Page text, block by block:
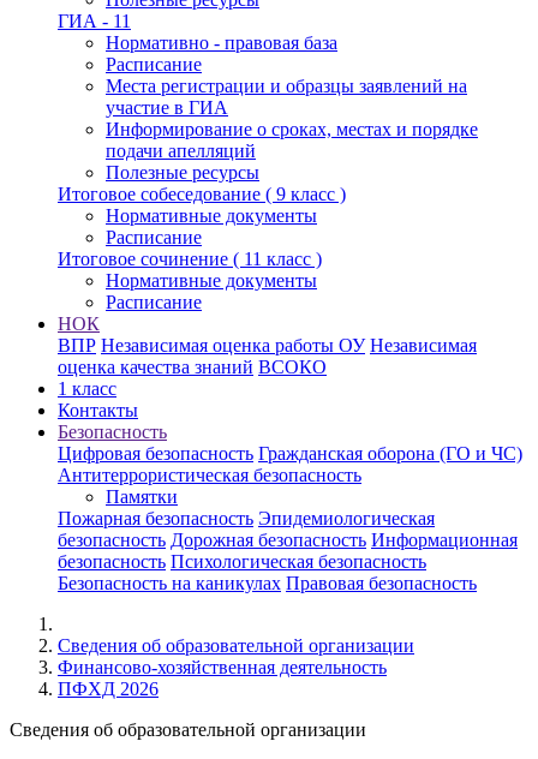
ГИА - 11
Нормативно - правовая база
Расписание
Места регистрации и образцы заявлений на
участие в ГИА
Информирование о сроках, местах и порядке
подачи апелляций
Полезные ресурсы
Итоговое собеседование ( 9 класс )
Нормативные документы
Расписание
Итоговое сочинение ( 11 класс )
Нормативные документы
Расписание
НОК
ВПР Независимая оценка работы ОУ Независимая
оценка качества знаний ВСОКО
1 класс
Контакты
Безопасность
Цифровая безопасность Гражданская оборона (ГО и ЧС)
Антитеррористическая безопасность
Памятки
Пожарная безопасность Эпидемиологическая
безопасность Дорожная безопасность Информационная
безопасность Психологическая безопасность
Безопасность на каникулах Правовая безопасность
Cведения об образовательной организации
Финансово-хозяйственная деятельность
ПФХД 2026
Cведения об образовательной организации